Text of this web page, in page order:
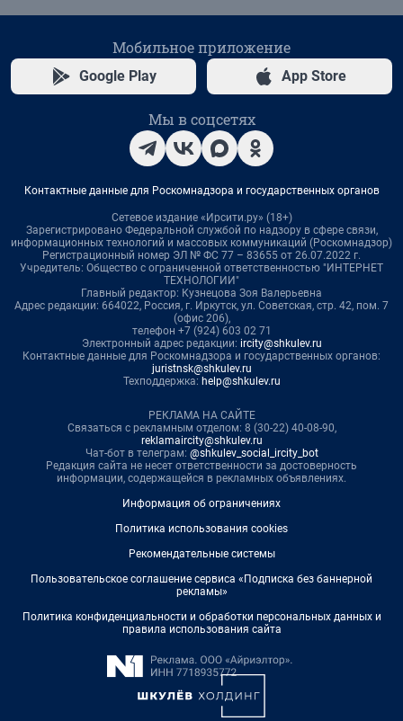
Мобильное приложение
Google Play App Store
Мы в соцсетях
Контактные данные для Роскомнадзора и государственных органов
Сетевое издание «Ирсити.ру» (18+)
Зарегистрировано Федеральной службой по надзору в сфере связи,
информационных технологий и массовых коммуникаций (Роскомнадзор)
Регистрационный номер ЭЛ № ФС 77 – 83655 от 26.07.2022 г.
Учредитель: Общество с ограниченной ответственностью "ИНТЕРНЕТ
ТЕХНОЛОГИИ"
Главный редактор: Кузнецова Зоя Валерьевна
Адрес редакции: 664022, Россия, г. Иркутск, ул. Советская, стр. 42, пом. 7
(офис 206),
телефон +7 (924) 603 02 71
Электронный адрес редакции: ircity@shkulev.ru
Контактные данные для Роскомнадзора и государственных органов:
juristnsk@shkulev.ru
Техподдержка: help@shkulev.ru
РЕКЛАМА НА САЙТЕ
Связаться с рекламным отделом: 8 (30-22) 40-08-90,
reklamaircity@shkulev.ru
Чат-бот в телеграм: @shkulev_social_ircity_bot
Редакция сайта не несет ответственности за достоверность
информации, содержащейся в рекламных объявлениях.
Информация об ограничениях
Политика использования cookies
Рекомендательные системы
Пользовательское соглашение сервиса «Подписка без баннерной
рекламы»
Политика конфиденциальности и обработки персональных данных и
правила использования сайта